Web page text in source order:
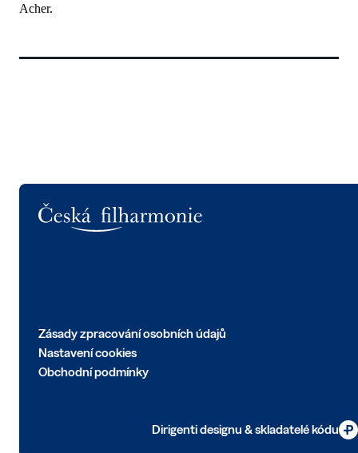
Acher.
Zásady zpracování osobních údajů
Nastavení cookies
Obchodní podmínky
Dirigenti designu & skladatelé kódu